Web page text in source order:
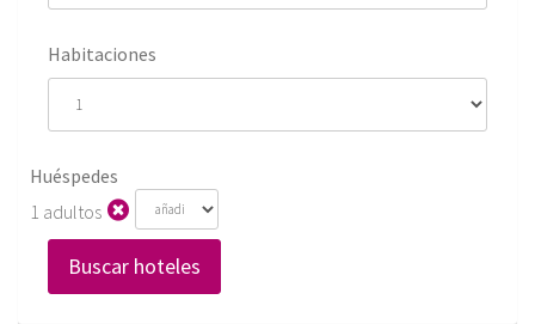
Habitaciones
Huéspedes
1 adultos
Buscar hoteles